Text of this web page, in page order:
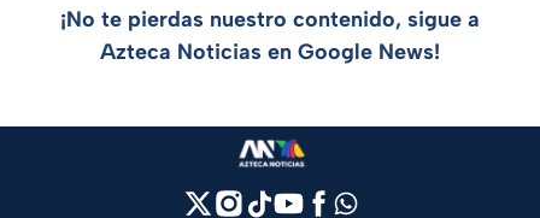
¡No te pierdas nuestro contenido, sigue a
Azteca Noticias en Google News!